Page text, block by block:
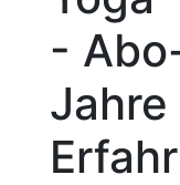
-
Jahre